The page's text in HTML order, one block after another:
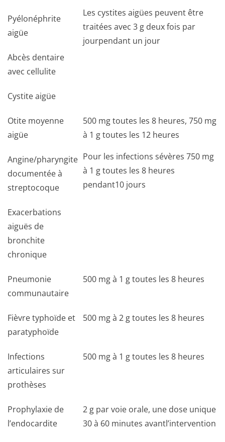
Les cystites aigües peuvent être
traitées avec 3 g deux fois par
jourpendant un jour
Pyélonéphrite
aigüe
Abcès dentaire
avec cellulite
Cystite aigüe
Otite moyenne
aigüe
500 mg toutes les 8 heures, 750 mg
à 1 g toutes les 12 heures
Pour les infections sévères 750 mg
à 1 g toutes les 8 heures
pendant10 jours
Angine/pharyngite
documentée à
streptocoque
Exacerbations
aiguës de
bronchite
chronique
Pneumonie
communautaire
500 mg à 1 g toutes les 8 heures
Fièvre typhoïde et
paratyphoïde
500 mg à 2 g toutes les 8 heures
Infections
articulaires sur
prothèses
500 mg à 1 g toutes les 8 heures
Prophylaxie de
l’endocardite
2 g par voie orale, une dose unique
30 à 60 minutes avantl’intervention